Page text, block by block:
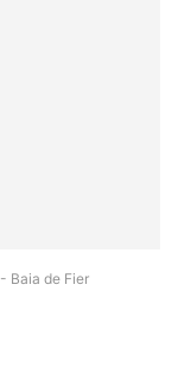
Baia de Fier